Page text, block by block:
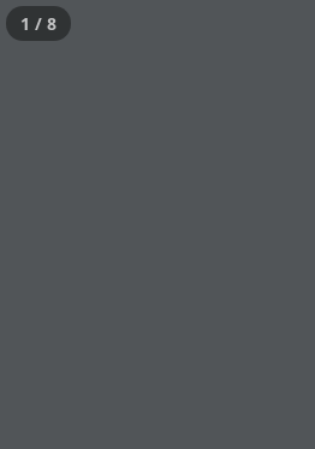
1 / 8